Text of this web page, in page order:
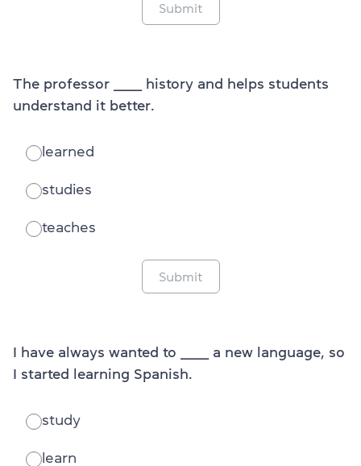
Submit
The professor _______ history and helps students
understand it better.
learned
studies
teaches
Submit
I have always wanted to _______ a new language, so
I started learning Spanish.
study
learn